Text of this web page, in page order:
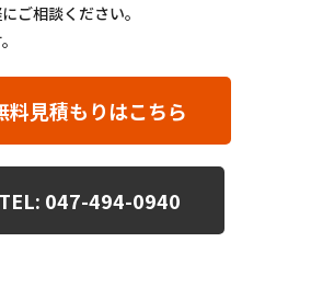
ご相談ください。
料見積もりはこちら
TEL: 047-494-0940